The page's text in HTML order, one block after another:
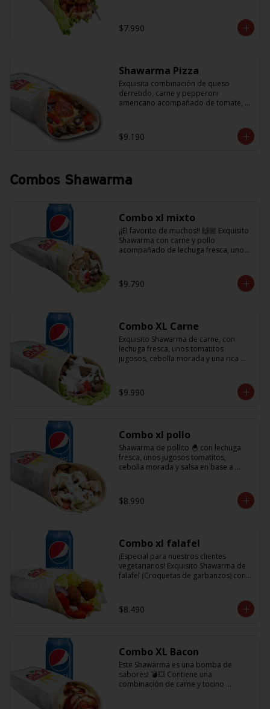
$7.990
Shawarma Pizza
Exquisita combinación de queso
derretido, carne y pepperoni
americano acompañado de tomate,
$9.190
Combos Shawarma
Combo xl mixto
¡¡El favorito de muchos!! 🙌🏼 Exquisito
Shawarma con carne y pollo
acompañado de lechuga fresca, unos
refrescante bebida de 350 cc
$9.790
Combo XL Carne
Exquisito Shawarma de carne, con
lechuga fresca, unos tomatitos
jugosos, cebolla morada y una rica
$9.990
Combo xl pollo
Shawarma de pollito 🐣 con lechuga
fresca, unos jugosos tomatitos,
cebolla morada y salsa en base a
$8.990
Combo xl falafel
¡Especial para nuestros clientes
vegetarianos! Exquisito Shawarma de
falafel (Croquetas de garbanzos) con
lactonesa  +  refrescante bebida 350 cc
$8.490
Combo XL Bacon
Este Shawarma es una bomba de
sabores! 💣💥 Contiene una
combinación de carne y tocino